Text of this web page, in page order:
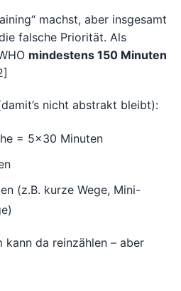
machst, aber insgesamt
falsche Priorität. Als
mindestens 150 Minuten
nicht abstrakt bleibt):
= 5×30 Minuten
(z.B. kurze Wege, Mini-
kann da reinzählen – aber